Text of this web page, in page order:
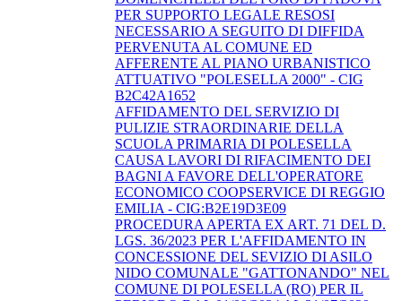
PER SUPPORTO LEGALE RESOSI
NECESSARIO A SEGUITO DI DIFFIDA
PERVENUTA AL COMUNE ED
AFFERENTE AL PIANO URBANISTICO
ATTUATIVO "POLESELLA 2000" - CIG
B2C42A1652
AFFIDAMENTO DEL SERVIZIO DI
PULIZIE STRAORDINARIE DELLA
SCUOLA PRIMARIA DI POLESELLA
CAUSA LAVORI DI RIFACIMENTO DEI
BAGNI A FAVORE DELL'OPERATORE
ECONOMICO COOPSERVICE DI REGGIO
EMILIA - CIG:B2E19D3E09
PROCEDURA APERTA EX ART. 71 DEL D.
LGS. 36/2023 PER L'AFFIDAMENTO IN
CONCESSIONE DEL SEVIZIO DI ASILO
NIDO COMUNALE "GATTONANDO" NEL
COMUNE DI POLESELLA (RO) PER IL